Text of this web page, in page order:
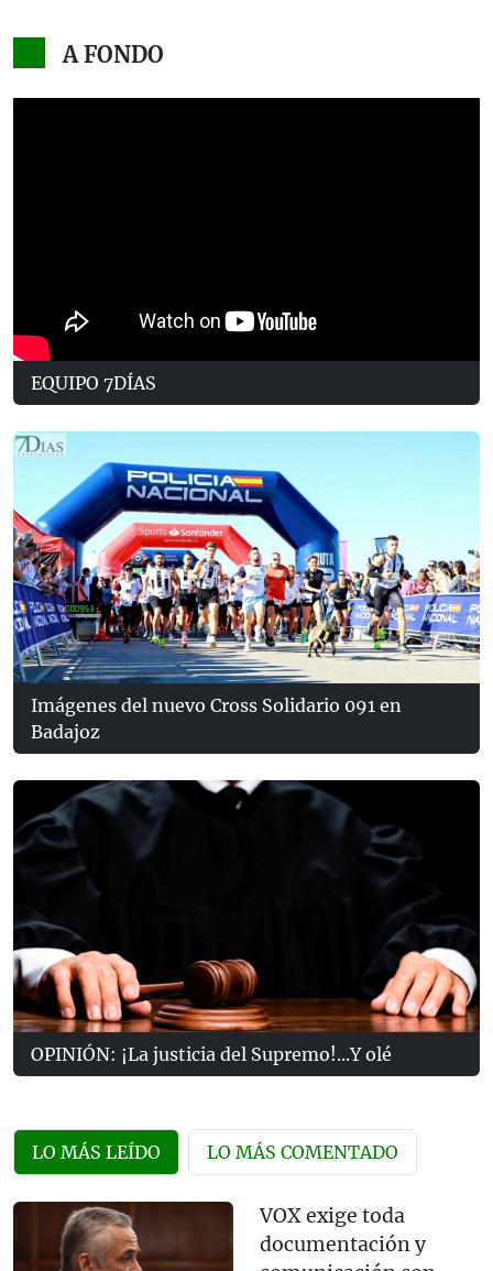
A FONDO
EQUIPO 7DÍAS
Imágenes del nuevo Cross Solidario 091 en
Badajoz
OPINIÓN: ¡La justicia del Supremo!...Y olé
LO MÁS LEÍDO LO MÁS COMENTADO
VOX exige toda
documentación y